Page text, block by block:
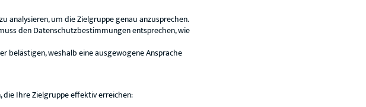
analysieren, um die Zielgruppe genau anzusprechen.
den Datenschutzbestimmungen entsprechen, wie
belästigen, weshalb eine ausgewogene Ansprache
Ihre Zielgruppe effektiv erreichen: